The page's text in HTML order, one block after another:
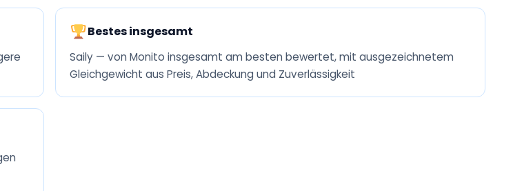
Bestes insgesamt
Saily — von Monito insgesamt am besten bewertet, mit ausgezeichnetem
Gleichgewicht aus Preis, Abdeckung und Zuverlässigkeit